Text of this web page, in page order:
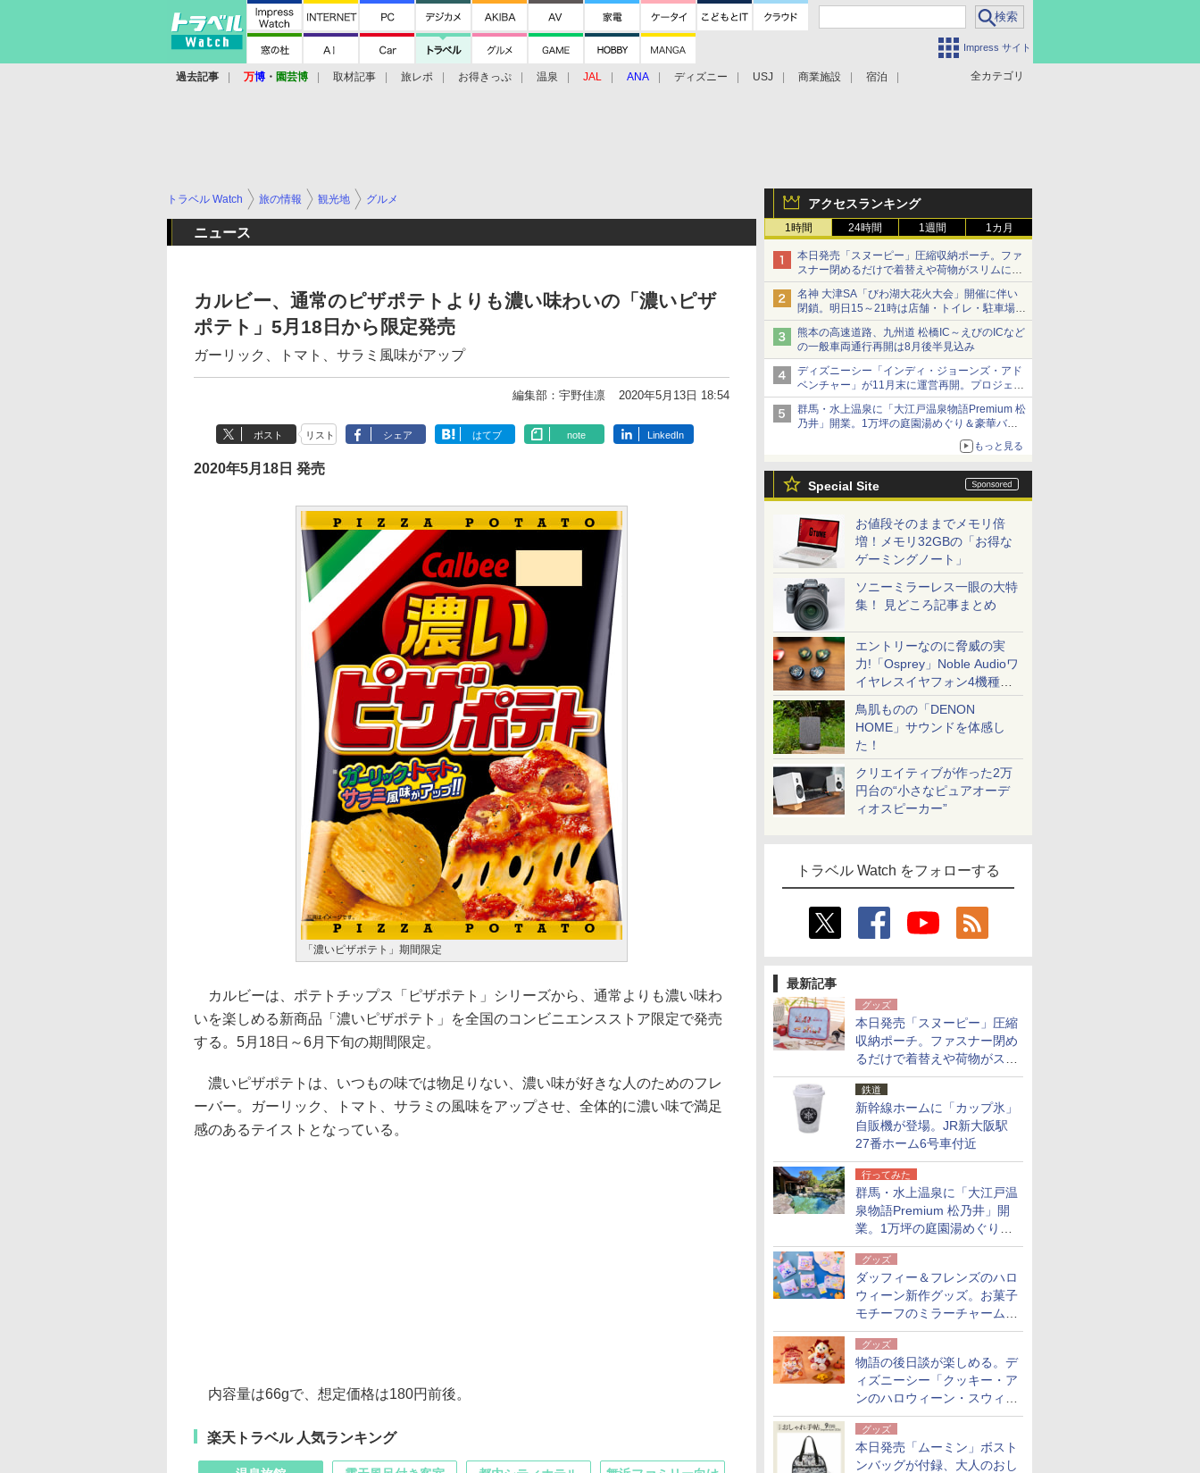
Impress サイト
全カテゴリ
過去記事 万博 ・ 園芸博 取材記事 旅レポ お得きっぷ 温泉 JAL ANA ディズニー USJ 商業施設 宿泊
アクセスランキング
1時間 24時間 1週間 1カ月
本日発売「スヌーピー」圧縮収納ポーチ。ファ
スナー閉めるだけで着替えや荷物がスリムにま
とまる
名神 大津SA「びわ湖大花火大会」開催に伴い
閉鎖。明日15～21時は店舗・トイレ・駐車場の
利用不可
熊本の高速道路、九州道 松橋IC～えびのICなど
の一般車両通行再開は8月後半見込み
ディズニーシー「インディ・ジョーンズ・アド
ベンチャー」が11月末に運営再開。プロジェク
ションマッピングを追加、DPAは1500円
群馬・水上温泉に「大江戸温泉物語Premium 松
乃井」開業。1万坪の庭園湯めぐり＆豪華バイ
もっと見る
Special Site
お値段そのままでメモリ倍
増！メモリ32GBの「お得な
ゲーミングノート」
ソニーミラーレス一眼の大特
集！ 見どころ記事まとめ
エントリーなのに脅威の実
力!「Osprey」Noble Audioワ
イヤレスイヤフォン4機種を
一気に聴く
鳥肌ものの「DENON
HOME」サウンドを体感し
た！
クリエイティブが作った2万
円台の“小さなピュアオーデ
ィオスピーカー”
トラベル Watch をフォローする
最新記事
グッズ
本日発売「スヌーピー」圧縮
収納ポーチ。ファスナー閉め
るだけで着替えや荷物がスリ
ムにまとまる
鉄道
新幹線ホームに「カップ氷」
自販機が登場。JR新大阪駅
27番ホーム6号車付近
行ってみた
群馬・水上温泉に「大江戸温
泉物語Premium 松乃井」開
業。1万坪の庭園湯めぐり＆
豪華バイキングを体験してき
た！
グッズ
ダッフィー＆フレンズのハロ
ウィーン新作グッズ。お菓子
モチーフのミラーチャーム/
デザインポーチほか
グッズ
物語の後日談が楽しめる。デ
ィズニーシー「クッキー・ア
ンのハロウィーン・スウィー
トサプライズ」限定グッズ公
開グッズ
本日発売「ムーミン」ボスト
ンバッグが付録、大人のおし
トラベル Watch 旅の情報 観光地 グルメ
ニュース
カルビー、通常のピザポテトよりも濃い味わいの「濃いピザ
ポテト」5月18日から限定発売
ガーリック、トマト、サラミ風味がアップ
編集部：宇野佳凛 2020年5月13日 18:54
ポスト リスト シェア はてブ note LinkedIn
2020年5月18日 発売
「濃いピザポテト」期間限定
カルビーは、ポテトチップス「ピザポテト」シリーズから、通常よりも濃い味わ
いを楽しめる新商品「濃いピザポテト」を全国のコンビニエンスストア限定で発売
する。5月18日～6月下旬の期間限定。
濃いピザポテトは、いつもの味では物足りない、濃い味が好きな人のためのフレ
ーバー。ガーリック、トマト、サラミの風味をアップさせ、全体的に濃い味で満足
感のあるテイストとなっている。
内容量は66gで、想定価格は180円前後。
楽天トラベル 人気ランキング